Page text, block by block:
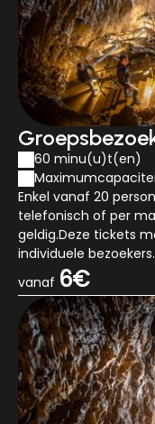
60 minu(u)t(en)
Enkel vanaf 20
telefonisch of per
geldig.Deze tickets
individuele bezoekers.
vanaf 6€